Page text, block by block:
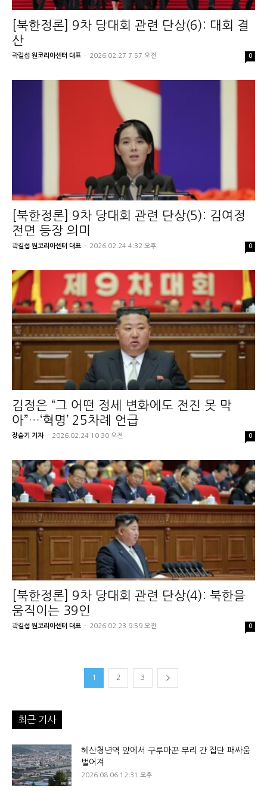
[북한정론] 9차 당대회 관련 단상(6): 대회 결
산
곽길섭 원코리아센터 대표 - 2026.02.27 7:57 오전 0
[북한정론] 9차 당대회 관련 단상(5): 김여정
전면 등장 의미
곽길섭 원코리아센터 대표 - 2026.02.24 4:32 오후 0
김정은 “그 어떤 정세 변화에도 전진 못 막
아”…‘혁명’ 25차례 언급
장슬기 기자 - 2026.02.24 10:30 오전 0
[북한정론] 9차 당대회 관련 단상(4): 북한을
움직이는 39인
곽길섭 원코리아센터 대표 - 2026.02.23 9:59 오전 0
1 2 3
최근 기사
혜산청년역 앞에서 구루마꾼 무리 간 집단 패싸움
벌어져
2026.08.06 12:31 오후